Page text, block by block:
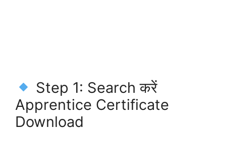
Step 1: Search करें
Apprentice Certificate
Download